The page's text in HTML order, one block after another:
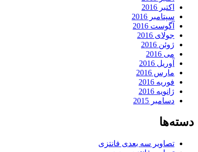
اکتبر 2016
سپتامبر 2016
آگوست 2016
جولای 2016
ژوئن 2016
می 2016
آوریل 2016
مارس 2016
فوریه 2016
ژانویه 2016
دسامبر 2015
دسته‌ها
تصاویر سه بعدی فانتزی